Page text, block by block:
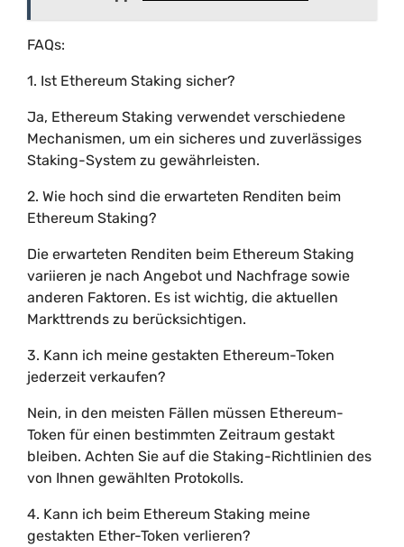
FAQs:
1. Ist Ethereum Staking sicher?
Ja, Ethereum Staking verwendet verschiedene
Mechanismen, um ein sicheres und zuverlässiges
Staking-System zu gewährleisten.
2. Wie hoch sind die erwarteten Renditen beim
Ethereum Staking?
Die erwarteten Renditen beim Ethereum Staking
variieren je nach Angebot und Nachfrage sowie
anderen Faktoren. Es ist wichtig, die aktuellen
Markttrends zu berücksichtigen.
3. Kann ich meine gestakten Ethereum-Token
jederzeit verkaufen?
Nein, in den meisten Fällen müssen Ethereum-
Token für einen bestimmten Zeitraum gestakt
bleiben. Achten Sie auf die Staking-Richtlinien des
von Ihnen gewählten Protokolls.
4. Kann ich beim Ethereum Staking meine
gestakten Ether-Token verlieren?